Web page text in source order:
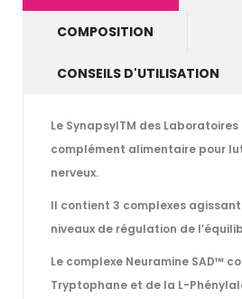
COMPOSITION
CONSEILS D'UTILISATION
Le SynapsylTM des Laboratoires
complément alimentaire pour
nerveux.
Il contient 3 complexes
niveaux de régulation de
Le complexe Neuramine SAD™
Tryptophane et de la L-